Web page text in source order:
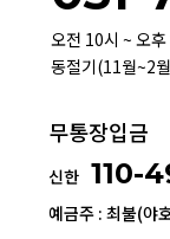
오전 10시 ~ 오
동절기(11월~2
무통장입금
신한 110-
예금주 : 최불(야